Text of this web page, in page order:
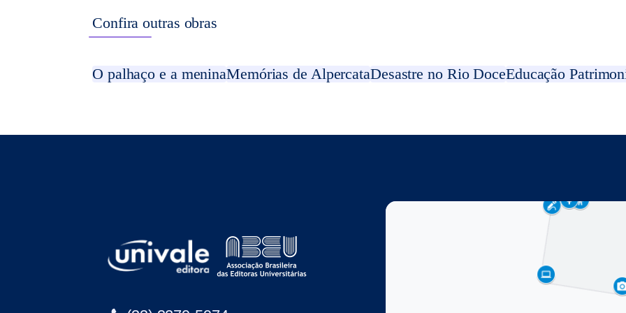
Confira outras obras
O palhaço e a meninaMemórias de AlpercataDesastre no Rio DoceEducação